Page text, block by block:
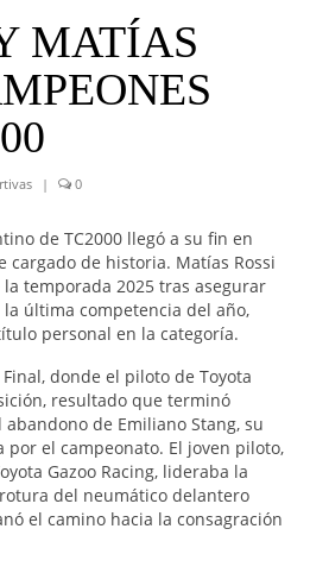
MATÍAS
| 0
de TC2000 llegó a su fin en
cargado de historia. Matías Rossi
temporada 2025 tras asegurar
última competencia del año,
personal en la categoría.
donde el piloto de Toyota
resultado que terminó
de Emiliano Stang, su
el campeonato. El joven piloto,
Gazoo Racing, lideraba la
del neumático delantero
el camino hacia la consagración